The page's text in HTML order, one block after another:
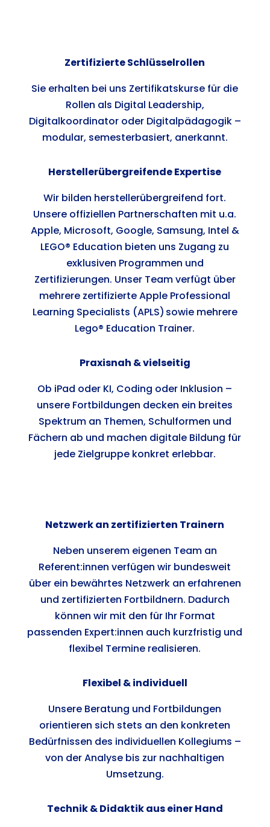
Zertifizierte Schlüsselrollen
Sie erhalten bei uns Zertifikatskurse für die
Rollen als Digital Leadership,
Digitalkoordinator oder Digitalpädagogik –
modular, semesterbasiert, anerkannt.
Herstellerübergreifende Expertise
Wir bilden herstellerübergreifend fort.
Unsere offiziellen Partnerschaften mit u.a.
Apple, Microsoft, Google, Samsung, Intel &
LEGO® Education bieten uns Zugang zu
exklusiven Programmen und
Zertifizierungen. Unser Team verfügt über
mehrere zertifizierte Apple Professional
Learning Specialists (APLS) sowie mehrere
Lego® Education Trainer.
Praxisnah & vielseitig
Ob iPad oder KI, Coding oder Inklusion –
unsere Fortbildungen decken ein breites
Spektrum an Themen, Schulformen und
Fächern ab und machen digitale Bildung für
jede Zielgruppe konkret erlebbar.
Netzwerk an zertifizierten Trainern
Neben unserem eigenen Team an
Referent:innen verfügen wir bundesweit
über ein bewährtes Netzwerk an erfahrenen
und zertifizierten Fortbildnern. Dadurch
können wir mit den für Ihr Format
passenden Expert:innen auch kurzfristig und
flexibel Termine realisieren.
Flexibel & individuell
Unsere Beratung und Fortbildungen
orientieren sich stets an den konkreten
Bedürfnissen des individuellen Kollegiums –
von der Analyse bis zur nachhaltigen
Umsetzung.
Technik & Didaktik aus einer Hand